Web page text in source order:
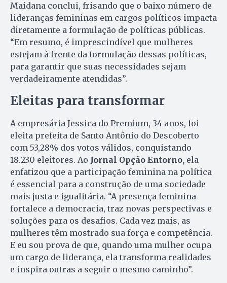
Maidana conclui, frisando que o baixo número de
lideranças femininas em cargos políticos impacta
diretamente a formulação de políticas públicas.
“Em resumo, é imprescindível que mulheres
estejam à frente da formulação dessas políticas,
para garantir que suas necessidades sejam
verdadeiramente atendidas”.
Eleitas para transformar
A empresária Jessica do Premium, 34 anos, foi
eleita prefeita de Santo Antônio do Descoberto
com 53,28% dos votos válidos, conquistando
18.230 eleitores. Ao Jornal Opção Entorno, ela
enfatizou que a participação feminina na política
é essencial para a construção de uma sociedade
mais justa e igualitária. “A presença feminina
fortalece a democracia, traz novas perspectivas e
soluções para os desafios. Cada vez mais, as
mulheres têm mostrado sua força e competência.
E eu sou prova de que, quando uma mulher ocupa
um cargo de liderança, ela transforma realidades
e inspira outras a seguir o mesmo caminho”.